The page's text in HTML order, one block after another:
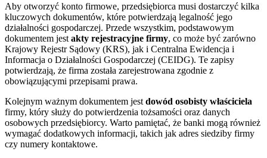
Aby otworzyć konto firmowe, przedsiębiorca musi dostarczyć kilka
kluczowych dokumentów, które potwierdzają legalność jego
działalności gospodarczej. Przede wszystkim, podstawowym
dokumentem jest akty rejestracyjne firmy, co może być zarówno
Krajowy Rejestr Sądowy (KRS), jak i Centralna Ewidencja i
Informacja o Działalności Gospodarczej (CEIDG). Te zapisy
potwierdzają, że firma została zarejestrowana zgodnie z
obowiązującymi przepisami prawa.
Kolejnym ważnym dokumentem jest dowód osobisty właściciela
firmy, który służy do potwierdzenia tożsamości oraz danych
osobowych przedsiębiorcy. Warto pamiętać, że banki mogą również
wymagać dodatkowych informacji, takich jak adres siedziby firmy
czy numery kontaktowe.